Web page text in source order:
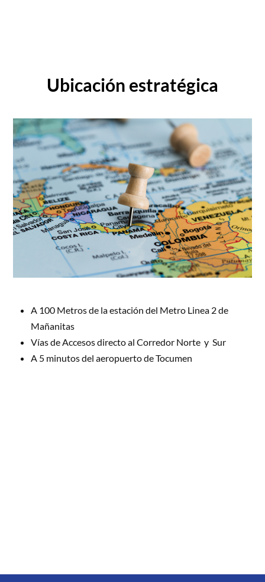
Ubicación estratégica
A 100 Metros de la estación del Metro Linea 2 de
Mañanitas
Vías de Accesos directo al Corredor Norte  y  Sur
A 5 minutos del aeropuerto de Tocumen